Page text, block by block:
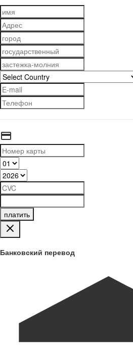
платить
Банковский перевод